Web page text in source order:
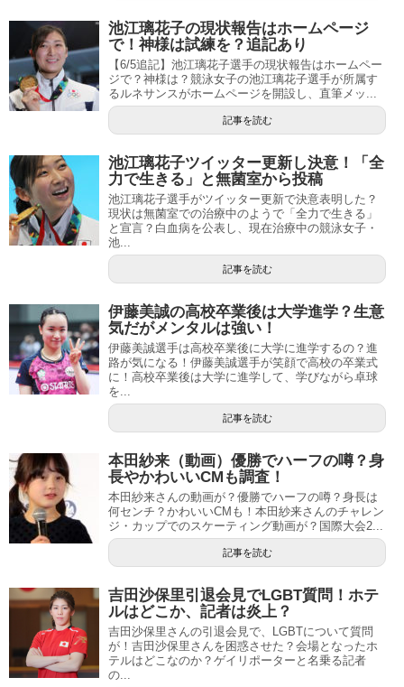
池江璃花子の現状報告はホームページ
で！神様は試練を？追記あり
【6/5追記】池江璃花子選手の現状報告はホームペー
ジで？神様は？競泳女子の池江璃花子選手が所属す
るルネサンスがホームページを開設し、直筆メッ...
記事を読む
池江璃花子ツイッター更新し決意！「全
力で生きる」と無菌室から投稿
池江璃花子選手がツイッター更新で決意表明した？
現状は無菌室での治療中のようで「全力で生きる」
と宣言？白血病を公表し、現在治療中の競泳女子・
池...
記事を読む
伊藤美誠の高校卒業後は大学進学？生意
気だがメンタルは強い！
伊藤美誠選手は高校卒業後に大学に進学するの？進
路が気になる！伊藤美誠選手が笑顔で高校の卒業式
に！高校卒業後は大学に進学して、学びながら卓球
を...
記事を読む
本田紗来（動画）優勝でハーフの噂？身
長やかわいいCMも調査！
本田紗来さんの動画が？優勝でハーフの噂？身長は
何センチ？かわいいCMも！本田紗来さんのチャレン
ジ・カップでのスケーティング動画が？国際大会2...
記事を読む
吉田沙保里引退会見でLGBT質問！ホテ
ルはどこか、記者は炎上？
吉田沙保里さんの引退会見で、LGBTについて質問
が！吉田沙保里さんを困惑させた？会場となったホ
テルはどこなのか？ゲイリポーターと名乗る記者
の...